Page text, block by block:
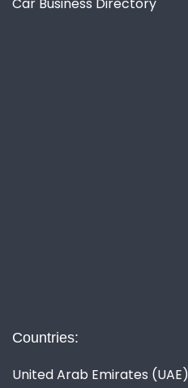
Countries:
United Arab Emirates